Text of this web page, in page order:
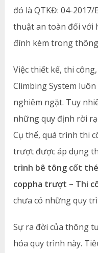
đó là QTKĐ: 04-
thuật an toàn đối với
đính kèm trong
Việc thiết kế, thi
Climbing System
nghiêm ngặt. Tuy
những quy định rời
Cụ thể, quá trình thi
trượt được áp dụng
trình bê tông cốt
coppha trượt – Thi
chưa có những quy
Sự ra đời của thông
hóa quy trình này.